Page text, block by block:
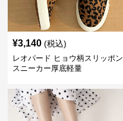
¥3,140 (税込)
レオパード ヒョウ柄スリッポン
スニーカー厚底軽量